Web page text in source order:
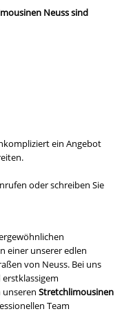
Neuss sind
ein Angebot
oder schreiben Sie
einer unserer edlen
von Neuss. Bei uns
unseren Stretchlimousinen
Team